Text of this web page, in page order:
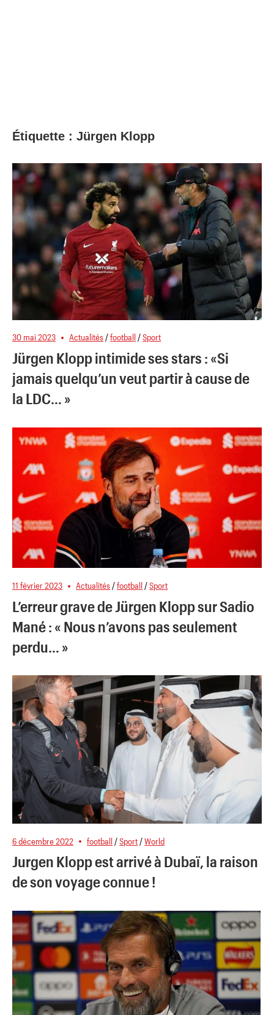
Étiquette : Jürgen Klopp
30 mai 2023 Actualités/football/Sport
Jürgen Klopp intimide ses stars : «Si
jamais quelqu’un veut partir à cause de
la LDC… »
11 février 2023 Actualités /football /Sport
L’erreur grave de Jürgen Klopp sur Sadio
Mané : « Nous n’avons pas seulement
perdu… »
6 décembre 2022 football /Sport /World
Jurgen Klopp est arrivé à Dubaï, la raison
de son voyage connue !